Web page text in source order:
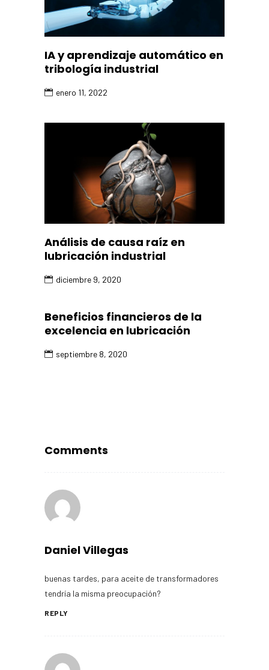
IA y aprendizaje automático en
tribología industrial
enero 11, 2022
Análisis de causa raíz en
lubricación industrial
diciembre 9, 2020
Beneficios financieros de la
excelencia en lubricación
septiembre 8, 2020
Comments
Daniel Villegas
buenas tardes, para aceite de transformadores
tendría la misma preocupación?
REPLY